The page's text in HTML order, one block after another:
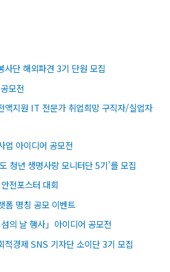
단 해외파견 3기 단원 모집
모전
액지원 IT 전문가 취업희망 구직자/실업자
업 아이디어 공모전
청년 생명사랑 모니터단 5기’를 모집
전포스터 대회
폼 명칭 공모 이벤트
의 날 행사」아이디어 공모전
적경제 SNS 기자단 소이단 3기 모집